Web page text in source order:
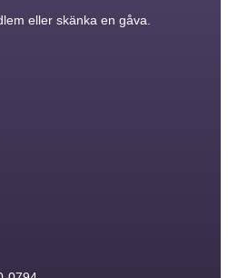
eller skänka en gåva.